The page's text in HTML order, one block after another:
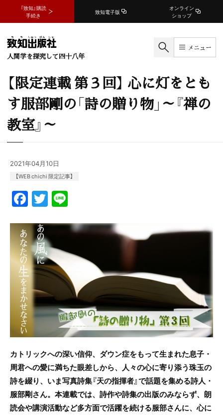
『致知』購読
手続き
致知電子版
オンライン
ショップ
人間学を探究して四十八年
メニュー
【限定連載 第３回】 心に灯をとも
す服部剛の「詩の贈り物」～『禅の
教室』～
2021年04月10日
【WEB chichi 限定記事】
F
a
c
e
b
o
o
k
T
w
itt
er
e
カトリックへの深い信仰、ダウン症をもって生まれた息子・
周君への愛に満ちた眼差しから、人々の心に寄り添う珠玉の
詩を綴り、いま写真詩集『天の指揮者』で話題を集める詩人・
服部剛さん。本連載では、詩作や詩集の出版のみならず、朗
読会や講演活動など多方面で活躍を続ける服部さんに、心に